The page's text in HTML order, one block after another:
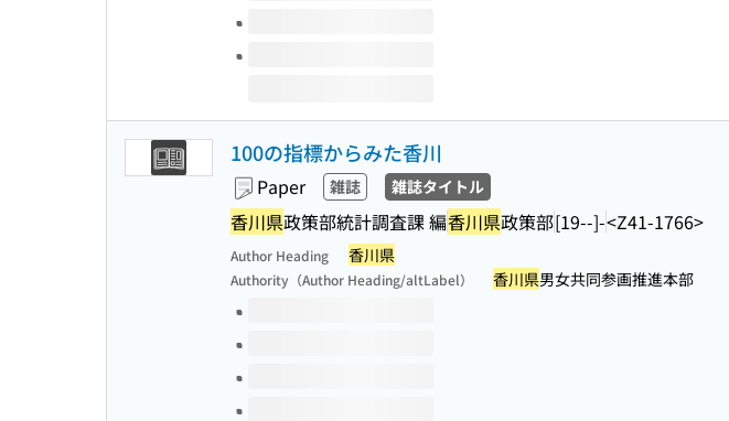
100の指標からみた香川
Paper 雑誌 雑誌タイトル
香川県政策部統計調査課 編香川県政策部[19--]-<Z41-1766>
Author Heading 香川県
Authority（Author Heading/altLabel） 香川県男女共同参画推進本部
Volumes of this title